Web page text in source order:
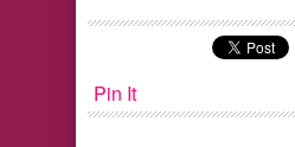
Pin It